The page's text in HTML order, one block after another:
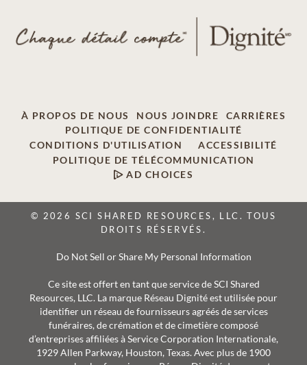
À PROPOS DE NOUS NOUS JOINDRE
CARRIÈRES
POLITIQUE DE CONFIDENTIALITÉ
CONDITIONS D'UTILISATION
ACCESSIBILITÉ
POLITIQUE DE TÉLÉCOMMUNICATION
AD CHOICES
© 2026 SCI SHARED RESOURCES, LLC. TOUS
DROITS RÉSERVÉS.
Do Not Sell or Share My Personal Information
Ce site est offert en tant que service de SCI Shared
Resources, LLC. La marque Réseau Dignité est utilisée pour
identifier un réseau de fournisseurs agréés de services
funéraires, de crémation et de cimetière composé
d’entreprises affiliées à Service Corporation Internationale,
1929 Allen Parkway, Houston, Texas. Avec plus de 1900